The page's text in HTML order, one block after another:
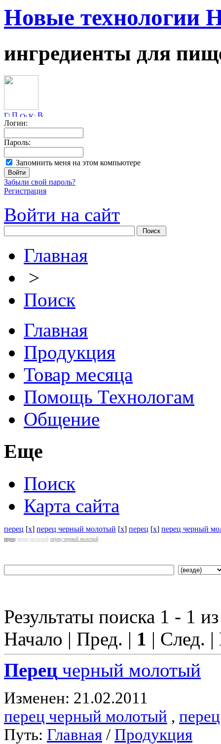
Новые технологии
ингредиенты для
Логин:
Пароль:
Запомнить меня на этом компьютере
Забыли свой пароль?
Регистрация
Войти на сайт
Главная
>
Поиск
Главная
Продукция
Товар месяца
Помощь Технологам
Общение
Еще
Поиск
Карта сайта
перец [x] перец черный молотый [x] перец [x] перец черный
перец перец молотый перец черный молотый
Результаты поиска 1 - 1
Начало | Пред. | 1 | След.
Перец черный молотый
Изменен: 21.02.2011
перец черный молотый , перец
Путь: Главная / Продукция